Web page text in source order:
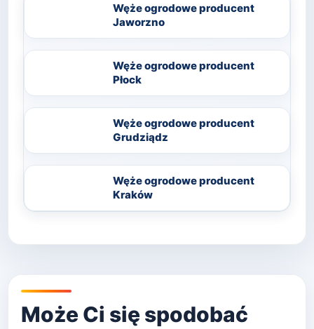
Węże ogrodowe producent
Jaworzno
Węże ogrodowe producent
Płock
Węże ogrodowe producent
Grudziądz
Węże ogrodowe producent
Kraków